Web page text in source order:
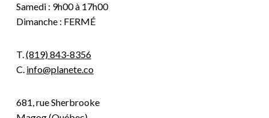
Samedi : 9h00 à 17h00
Dimanche : FERMÉ
T.(819) 843-8356
C. info@planete.co
681, rue Sherbrooke